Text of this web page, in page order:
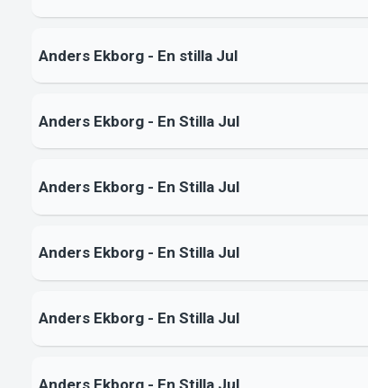
Anders Ekborg - En stilla Jul
Anders Ekborg - En Stilla Jul
Anders Ekborg - En Stilla Jul
Anders Ekborg - En Stilla Jul
Anders Ekborg - En Stilla Jul
Anders Ekborg - En Stilla Jul